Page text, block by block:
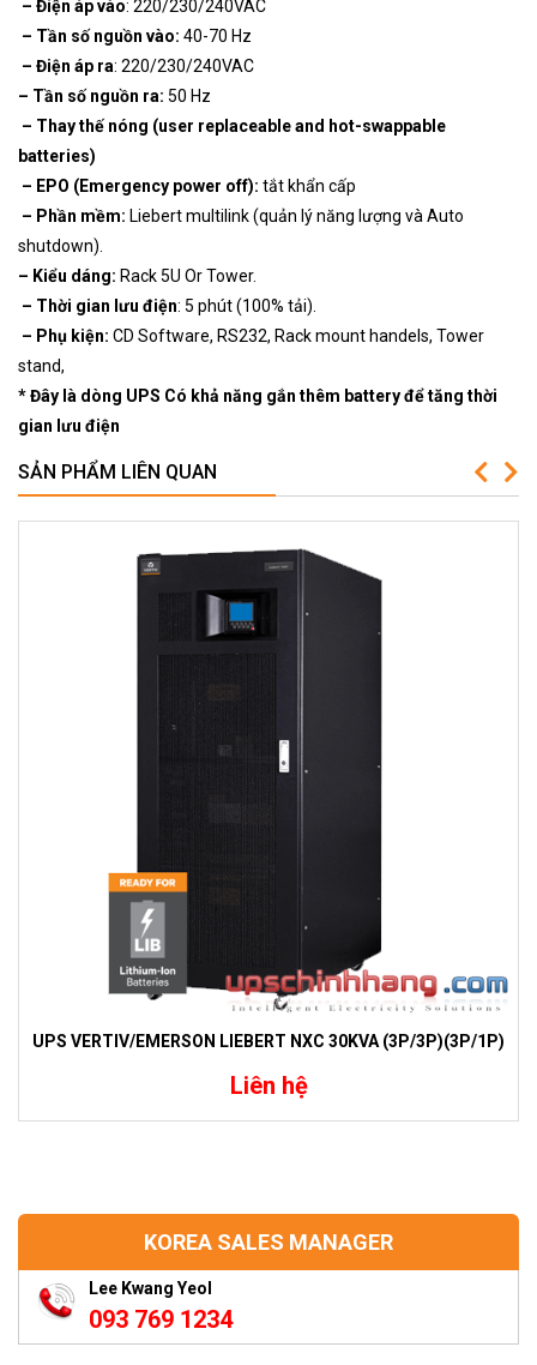
KOREA SALES MANAGER
Lee Kwang Yeol
093 769 1234
– Điện áp vào: 220/230/240VAC
– Tần số nguồn vào: 40-70 Hz
– Điện áp ra: 220/230/240VAC
– Tần số nguồn ra: 50 Hz
– Thay thế nóng (user replaceable and hot-swappable
batteries)
– EPO (Emergency power off): tắt khẩn cấp
– Phần mềm: Liebert multilink (quản lý năng lượng và Auto
shutdown).
– Kiểu dáng: Rack 5U Or Tower.
– Thời gian lưu điện: 5 phút (100% tải).
– Phụ kiện: CD Software, RS232, Rack mount handels, Tower
stand,
* Đây là dòng UPS Có khả năng gắn thêm battery để tăng thời
gian lưu điện
SẢN PHẨM LIÊN QUAN
UPS VERTIV/EMERSON LIEBERT NXC 30KVA (3P/3P)(3P/1P)
Liên hệ